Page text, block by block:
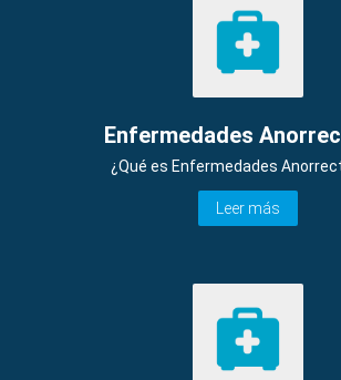
Enfermedades
¿Qué es Enfermedades
Leer más